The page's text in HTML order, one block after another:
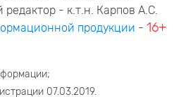
редактор - к.т.н. Карпов А.С.
продукции -16+
07.03.2019.